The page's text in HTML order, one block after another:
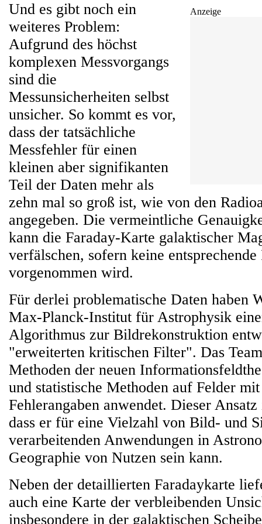
Anzeige
Und es gibt noch ein
weiteres Problem:
Aufgrund des höchst
komplexen Messvorgangs
sind die
Messunsicherheiten selbst
unsicher. So kommt es vor,
dass der tatsächliche
Messfehler für einen
kleinen aber signifikanten
Teil der Daten mehr als
zehn mal so groß ist, wie von den
angegeben. Die vermeintliche
kann die Faraday-Karte galaktischer
verfälschen, sofern keine
vorgenommen wird.
Für derlei problematische Daten haben
Max-Planck-Institut für Astrophysik
Algorithmus zur Bildrekonstruktion
"erweiterten kritischen Filter". Das
Methoden der neuen
und statistische Methoden auf Felder
Fehlerangaben anwendet. Dieser
dass er für eine Vielzahl von Bild- und
verarbeitenden Anwendungen in
Geographie von Nutzen sein kann.
Neben der detaillierten Faradaykarte
auch eine Karte der verbleibenden
insbesondere in der galaktischen